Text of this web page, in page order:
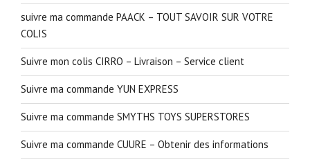
suivre ma commande PAACK – TOUT SAVOIR SUR VOTRE
COLIS
Suivre mon colis CIRRO – Livraison – Service client
Suivre ma commande YUN EXPRESS
Suivre ma commande SMYTHS TOYS SUPERSTORES
Suivre ma commande CUURE – Obtenir des informations